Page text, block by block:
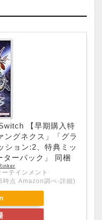
【早期購入特
ングネクス」「グラ
ション:2、特典ミッ
ターパック」 同梱
テインメント
点 Amazon調べ-詳細)